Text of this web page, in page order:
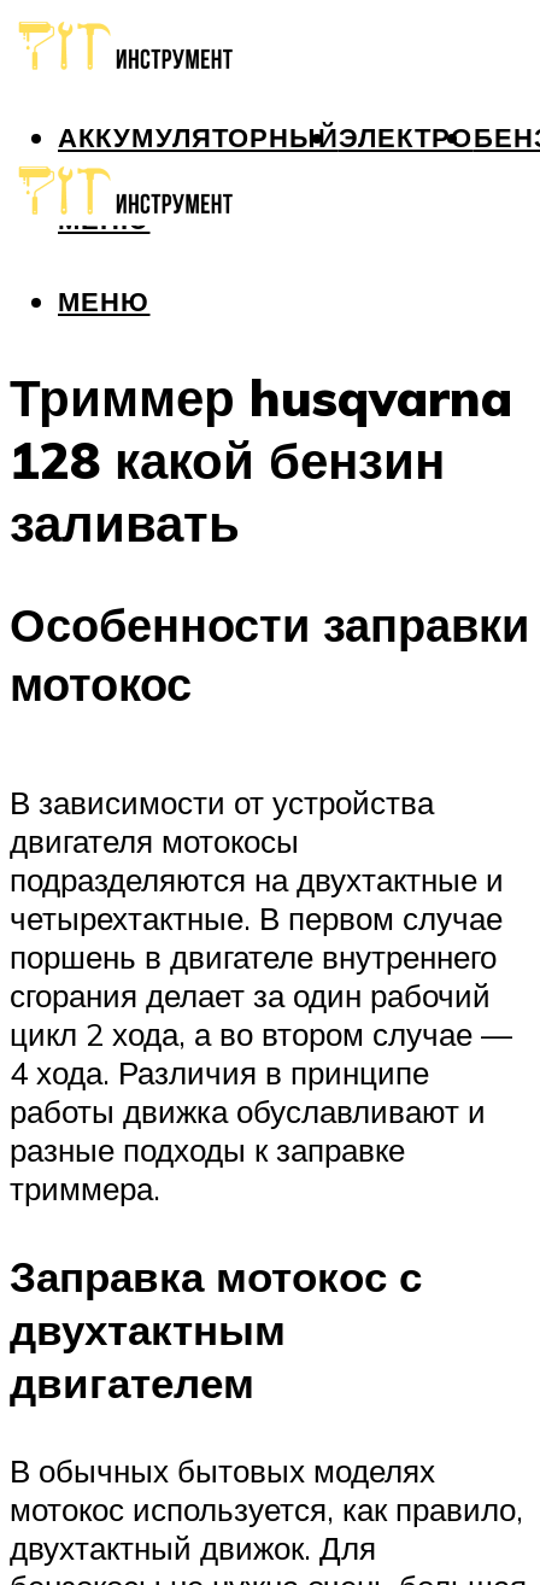
АККУМУЛЯТОРНЫЙЭЛЕКТРО
МЕНЮ
МЕНЮ
Триммер husqvarna
128 какой бензин
заливать
Особенности заправки
мотокос
В зависимости от устройства
двигателя мотокосы
подразделяются на двухтактные и
четырехтактные. В первом случае
поршень в двигателе внутреннего
сгорания делает за один рабочий
цикл 2 хода, а во втором случае —
4 хода. Различия в принципе
работы движка обуславливают и
разные подходы к заправке
триммера.
Заправка мотокос с
двухтактным
двигателем
В обычных бытовых моделях
мотокос используется, как правило,
двухтактный движок. Для